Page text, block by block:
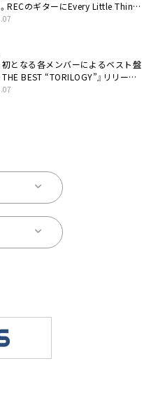
RECのギターにEvery Little Thing・
参加も
初となる各メンバーによるベスト盤
THE BEST “TORILOGY”』リリース